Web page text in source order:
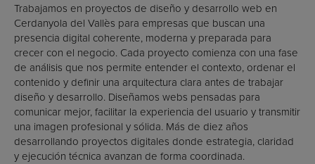
Trabajamos en proyectos de diseño y desarrollo web en
Cerdanyola del Vallès para empresas que buscan una
presencia digital coherente, moderna y preparada para
crecer con el negocio. Cada proyecto comienza con una fase
de análisis que nos permite entender el contexto, ordenar el
contenido y definir una arquitectura clara antes de trabajar
diseño y desarrollo. Diseñamos webs pensadas para
comunicar mejor, facilitar la experiencia del usuario y transmitir
una imagen profesional y sólida. Más de diez años
desarrollando proyectos digitales donde estrategia, claridad
y ejecución técnica avanzan de forma coordinada.